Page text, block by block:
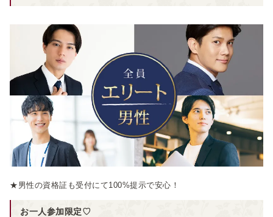
★男性の資格証も受付にて100%提示で安心！
お一人参加限定♡